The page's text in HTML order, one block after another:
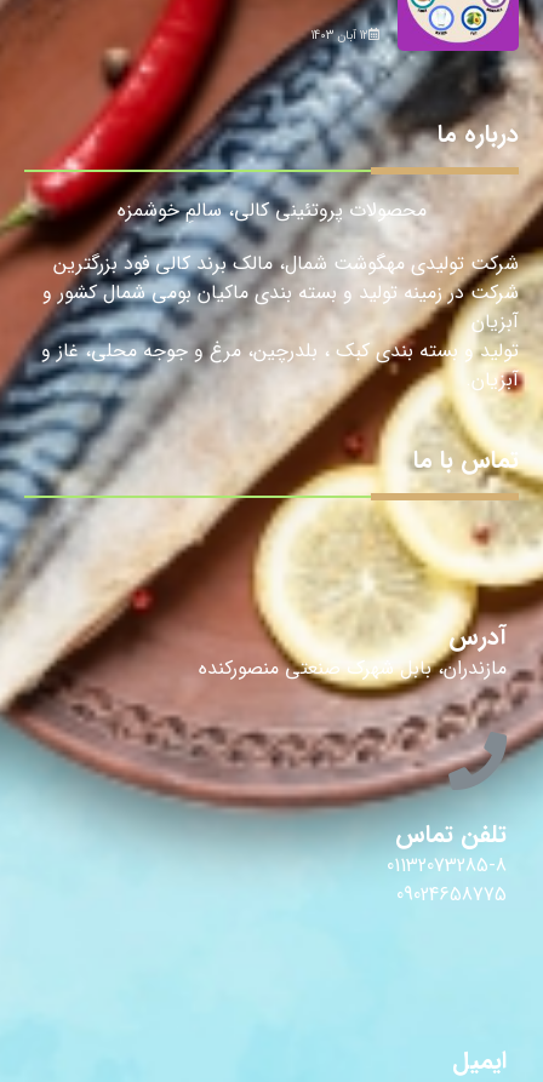
12 آبان 1403
درباره ما
محصولات پروتئینی کالی، سالمِ خوشمزه
شرکت تولیدی مهگوشت شمال، مالک برند کالی فود بزرگترین
شرکت در زمینه تولید و بسته بندی ماکیان بومی شمال کشور و
آبزیان
تولید و بسته بندی کبک ، بلدرچین، مرغ و جوجه محلی، غاز و
آبزیان.
تماس با ما
آدرس
مازندران، بابل شهرک صنعتی منصورکنده
تلفن تماس
01132073285-8
09024658775
ایمیل